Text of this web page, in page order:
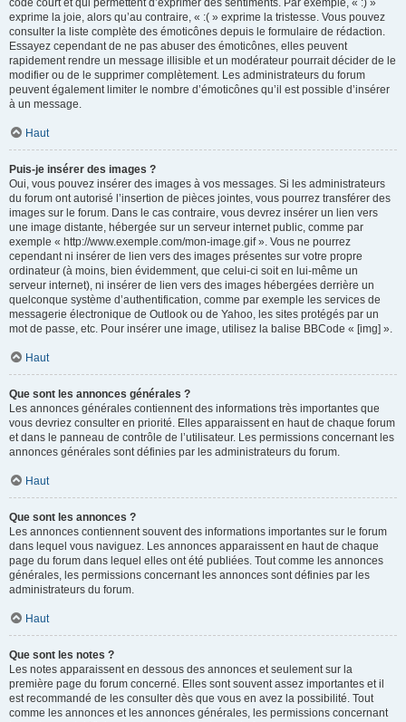
code court et qui permettent d’exprimer des sentiments. Par exemple, « :) »
exprime la joie, alors qu’au contraire, « :( » exprime la tristesse. Vous pouvez
consulter la liste complète des émoticônes depuis le formulaire de rédaction.
Essayez cependant de ne pas abuser des émoticônes, elles peuvent
rapidement rendre un message illisible et un modérateur pourrait décider de le
modifier ou de le supprimer complètement. Les administrateurs du forum
peuvent également limiter le nombre d’émoticônes qu’il est possible d’insérer
à un message.
Haut
Puis-je insérer des images ?
Oui, vous pouvez insérer des images à vos messages. Si les administrateurs
du forum ont autorisé l’insertion de pièces jointes, vous pourrez transférer des
images sur le forum. Dans le cas contraire, vous devrez insérer un lien vers
une image distante, hébergée sur un serveur internet public, comme par
exemple « http://www.exemple.com/mon-image.gif ». Vous ne pourrez
cependant ni insérer de lien vers des images présentes sur votre propre
ordinateur (à moins, bien évidemment, que celui-ci soit en lui-même un
serveur internet), ni insérer de lien vers des images hébergées derrière un
quelconque système d’authentification, comme par exemple les services de
messagerie électronique de Outlook ou de Yahoo, les sites protégés par un
mot de passe, etc. Pour insérer une image, utilisez la balise BBCode « [img] ».
Haut
Que sont les annonces générales ?
Les annonces générales contiennent des informations très importantes que
vous devriez consulter en priorité. Elles apparaissent en haut de chaque forum
et dans le panneau de contrôle de l’utilisateur. Les permissions concernant les
annonces générales sont définies par les administrateurs du forum.
Haut
Que sont les annonces ?
Les annonces contiennent souvent des informations importantes sur le forum
dans lequel vous naviguez. Les annonces apparaissent en haut de chaque
page du forum dans lequel elles ont été publiées. Tout comme les annonces
générales, les permissions concernant les annonces sont définies par les
administrateurs du forum.
Haut
Que sont les notes ?
Les notes apparaissent en dessous des annonces et seulement sur la
première page du forum concerné. Elles sont souvent assez importantes et il
est recommandé de les consulter dès que vous en avez la possibilité. Tout
comme les annonces et les annonces générales, les permissions concernant